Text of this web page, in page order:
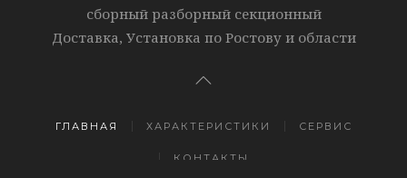
сборный разборный секционный
Доставка, Установка по Ростову и области
ГЛАВНАЯ ХАРАКТЕРИСТИКИ СЕРВИС
КОНТАКТЫ